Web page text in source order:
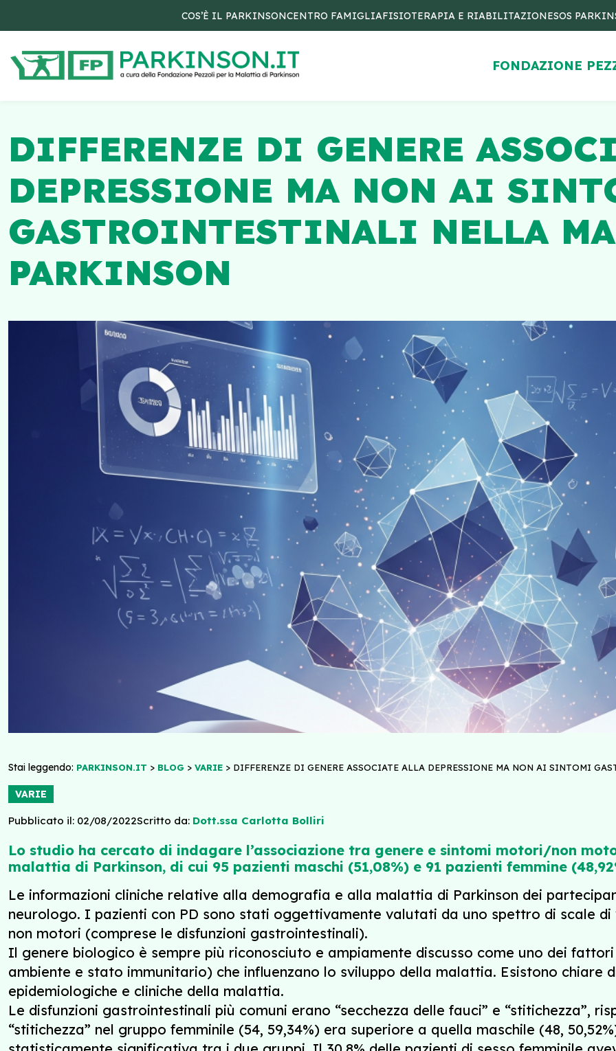
COS’È IL PARKINSONCENTRO FAMIGLIAFISIOTERAPIA E RIABILITAZIONESOS
FONDAZIONE
DIFFERENZE DI GENERE
DEPRESSIONE MA NON AI
GASTROINTESTINALI NELLA
PARKINSON
Stai leggendo: PARKINSON.IT > BLOG > VARIE > DIFFERENZE DI GENERE ASSOCIATE ALLA DEPRESSIONE MA NON AI SINTOMI
VARIE
Pubblicato il: 02/08/2022Scritto da: Dott.ssa Carlotta Bolliri
Lo studio ha cercato di indagare l’associazione tra genere e sintomi motori/non
malattia di Parkinson, di cui 95 pazienti maschi (51,08%) e 91 pazienti femmine
Le informazioni cliniche relative alla demografia e alla malattia di Parkinson dei
neurologo. I pazienti con PD sono stati oggettivamente valutati da uno spettro di scale
non motori (comprese le disfunzioni gastrointestinali).
Il genere biologico è sempre più riconosciuto e ampiamente discusso come uno dei
ambiente e stato immunitario) che influenzano lo sviluppo della malattia. Esistono chiare
epidemiologiche e cliniche della malattia.
Le disfunzioni gastrointestinali più comuni erano “secchezza delle fauci” e “stitichezza”,
“stitichezza” nel gruppo femminile (54, 59,34%) era superiore a quella maschile (48,